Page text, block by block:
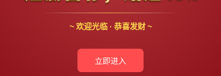
~ 欢迎光临 · 恭喜发财 ~
立即进入